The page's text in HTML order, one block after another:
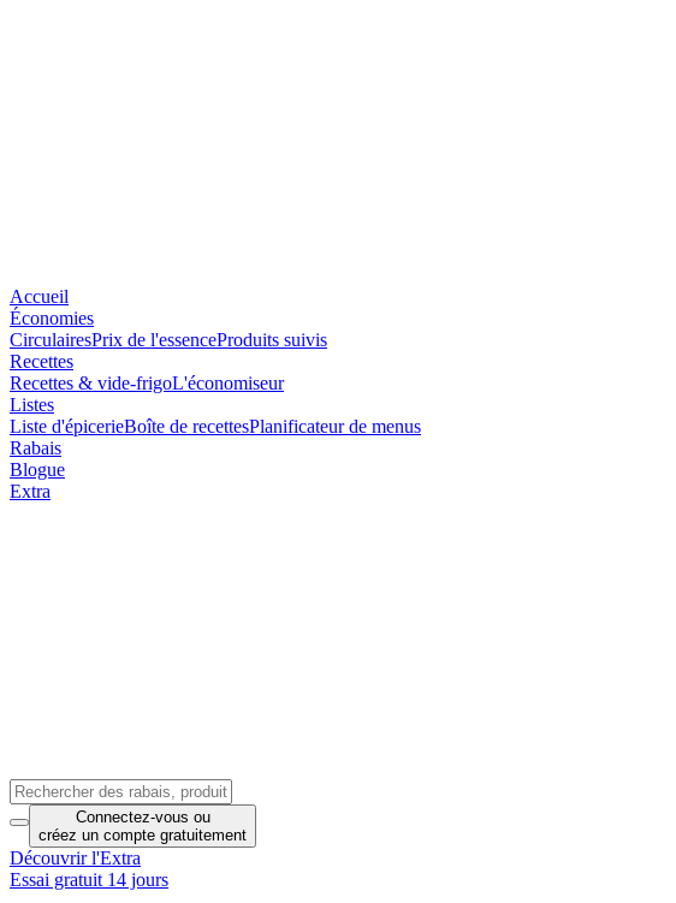
Accueil
Économies
CirculairesPrix de l'essenceProduits suivis
Recettes
Recettes & vide-frigoL'économiseur
Listes
Liste d'épicerieBoîte de recettesPlanificateur de menus
Rabais
Blogue
Extra
Connectez-vous ou
créez un compte gratuitement
Découvrir l'Extra
Essai gratuit 14 jours